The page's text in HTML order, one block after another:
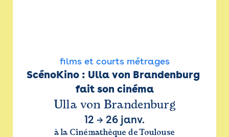
films et courts métrages
ScénoKino : Ulla von Brandenburg
fait son cinéma
Ulla von Brandenburg
12 → 26 janv.
à la Cinémathèque de Toulouse